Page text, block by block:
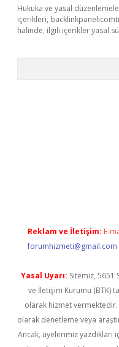
Hukuka ve yasal
içerikleri,
halinde, ilgili içerikler yasal
Reklam ve İletişim: E-
forumhizmeti@gmail.com
Yasal Uyarı: Sitemiz, 5651
ve İletişim Kurumu (BTK)
olarak hizmet
olarak denetleme veya
Ancak, üyelerimiz